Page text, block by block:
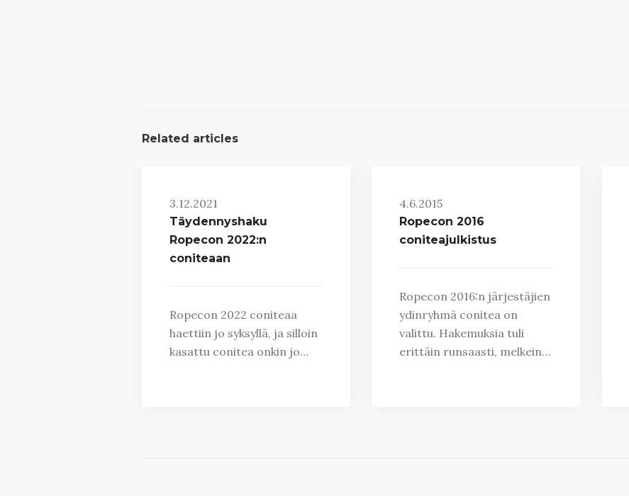
Related articles
3.12.2021
Täydennyshaku
Ropecon 2022:n
coniteaan
Ropecon 2022 coniteaa
haettiin jo syksyllä, ja silloin
kasattu conitea onkin jo…
4.6.2015
Ropecon 2016
coniteajulkistus
Ropecon 2016:n järjestäjien
ydinryhmä conitea on
valittu. Hakemuksia tuli
erittäin runsaasti, melkein…